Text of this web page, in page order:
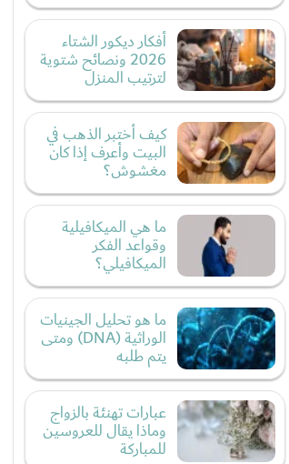
أفكار ديكور الشتاء
2026 ونصائح شتوية
لترتيب المنزل
كيف أختبر الذهب في
البيت وأعرف إذا كان
مغشوش؟
ما هي الميكافيلية
وقواعد الفكر
الميكافيلي؟
ما هو تحليل الجينيات
الوراثية (DNA) ومتى
يتم طلبه
عبارات تهنئة بالزواج
وماذا يقال للعروسين
للمباركة